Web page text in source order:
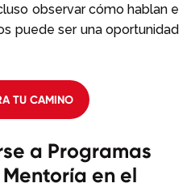
observar cómo hablan e
puede ser una oportunidad
TU CAMINO
a Programas
en el